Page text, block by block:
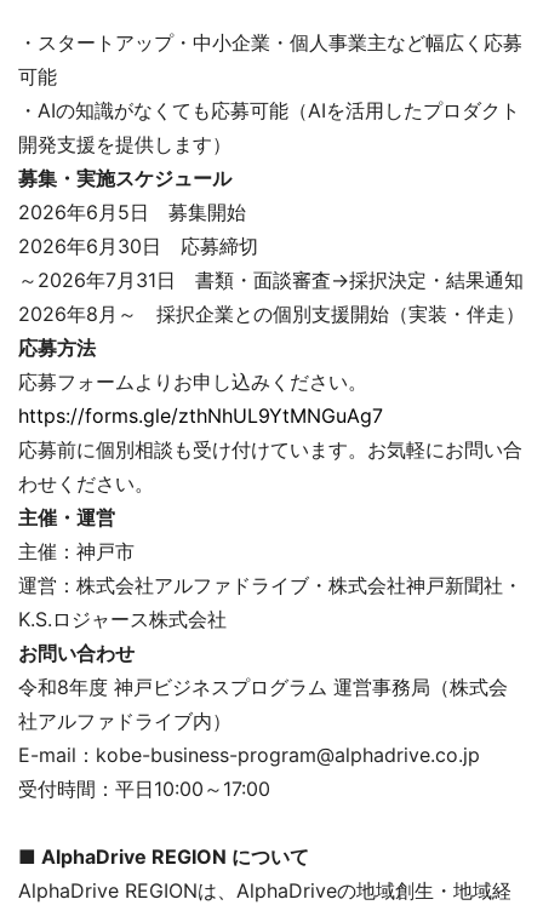
・スタートアップ・中小企業・個人事業主など幅広く応募
可能
・AIの知識がなくても応募可能（AIを活用したプロダクト
開発支援を提供します）
募集・実施スケジュール
2026年6月5日 募集開始
2026年6月30日 応募締切
～2026年7月31日 書類・面談審査→採択決定・結果通知
2026年8月～ 採択企業との個別支援開始（実装・伴走）
応募方法
応募フォームよりお申し込みください。
https://forms.gle/zthNhUL9YtMNGuAg7
応募前に個別相談も受け付けています。お気軽にお問い合
わせください。
主催・運営
主催：神戸市
運営：株式会社アルファドライブ・株式会社神戸新聞社・
K.S.ロジャース株式会社
お問い合わせ
令和8年度 神戸ビジネスプログラム 運営事務局（株式会
社アルファドライブ内）
E-mail：kobe-business-program@alphadrive.co.jp
受付時間：平日10:00～17:00
■ AlphaDrive REGION について
AlphaDrive REGIONは、AlphaDriveの地域創生・地域経